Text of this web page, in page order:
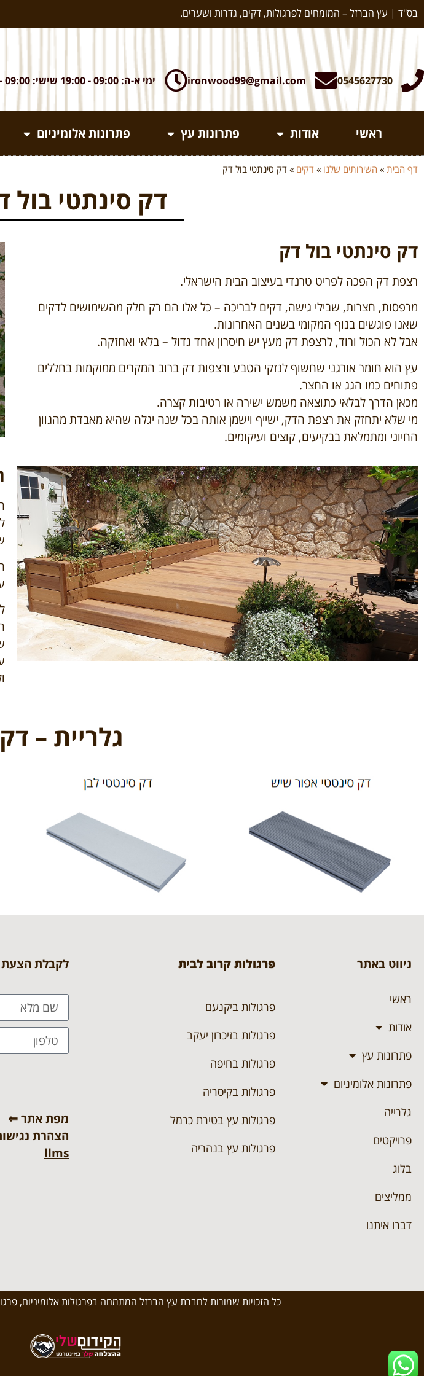
בס"ד | עץ הברזל – המומחים לפרגולות, דקים, גדרות ושערים.
0545627730
ironwood99@gmail.com ימי א-ה: 09:00 - 19:00 שישי: 09:00 - 15:00
ראשי אודות פתרונות עץ פתרונות אלומיניום
דף הבית » השירותים שלנו » דקים » דק סינתטי בול דק
דק סינתטי בול
דק סינתטי בול דק
רצפת דק הפכה לפריט טרנדי בעיצוב הבית הישראלי.
מרפסות, חצרות, שבילי גישה, דקים לבריכה – כל אלו הם רק חלק מהשימושים לדקים
שאנו פוגשים בנוף המקומי בשנים האחרונות.
אבל לא הכול ורוד, לרצפת דק מעץ יש חיסרון אחד גדול – בלאי ואחזקה.
עץ הוא חומר אורגני שחשוף לנזקי הטבע ורצפות דק ברוב המקרים ממוקמות בחללים
פתוחים כמו הגג או החצר.
מכאן הדרך לבלאי כתוצאה משמש ישירה או רטיבות קצרה.
מי שלא יתחזק את רצפת הדק, ישייף וישמן אותה בכל שנה יגלה שהיא מאבדת מהגוון
החיוני ומתמלאת בבקיעים, קוצים ועיקומים.
גלריית –
ניווט באתר
ראשי
אודות
פתרונות עץ
פתרונות אלומיניום
גלרייה
פרויקטים
בלוג
ממליצים
דברו איתנו
פרגולות קרוב לבית
פרגולות ביקנעם
פרגולות בזיכרון יעקב
פרגולות בחיפה
פרגולות בקיסריה
פרגולות עץ בטירת כרמל
פרגולות עץ בנהריה
לקבלת הצעת
מפת אתר ⇐
הצהרת
llms
כל הזכויות שמורות לחברת עץ הברזל המתמחה בפרגולות אלומיניום,